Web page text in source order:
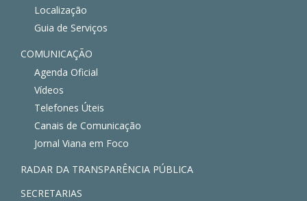
Localização
Guia de Serviços
COMUNICAÇÃO
Agenda Oficial
Vídeos
Telefones Úteis
Canais de Comunicação
Jornal Viana em Foco
RADAR DA TRANSPARÊNCIA PÚBLICA
SECRETARIAS